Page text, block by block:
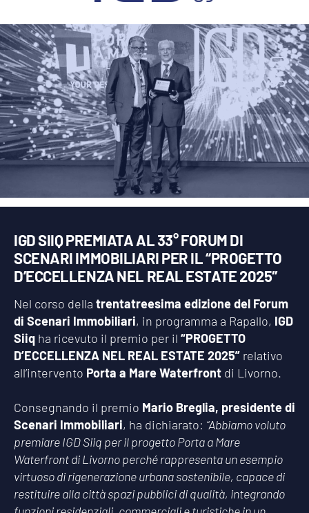
IGD SIIQ PREMIATA AL 33° FORUM DI
SCENARI IMMOBILIARI PER IL “PROGETTO
D’ECCELLENZA NEL REAL ESTATE 2025″
Nel corso della trentatreesima edizione del Forum
di Scenari Immobiliari, in programma a Rapallo, IGD
Siiq ha ricevuto il premio per il “PROGETTO
D’ECCELLENZA NEL REAL ESTATE 2025” relativo
all’intervento Porta a Mare Waterfront di Livorno.
Consegnando il premio Mario Breglia, presidente di
Scenari Immobiliari, ha dichiarato: “Abbiamo voluto
premiare IGD Siiq per il progetto Porta a Mare
Waterfront di Livorno perché rappresenta un esempio
virtuoso di rigenerazione urbana sostenibile, capace di
restituire alla città spazi pubblici di qualità, integrando